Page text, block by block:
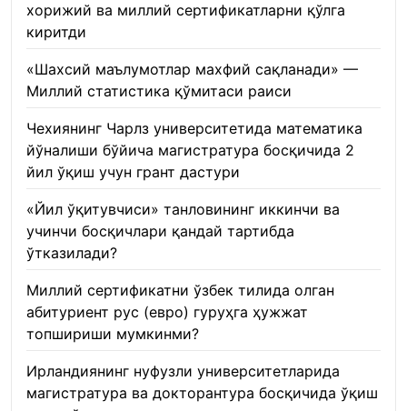
хорижий ва миллий сертификатларни қўлга
киритди
«Шахсий маълумотлар махфий сақланади» —
Миллий статистика қўмитаси раиси
Чехиянинг Чарлз университетида математика
йўналиши бўйича магистратура босқичида 2
йил ўқиш учун грант дастури
«Йил ўқитувчиси» танловининг иккинчи ва
учинчи босқичлари қандай тартибда
ўтказилади?
Миллий сертификатни ўзбек тилида олган
абитуриент рус (евро) гуруҳга ҳужжат
топшириши мумкинми?
Ирландиянинг нуфузли университетларида
магистратура ва докторантура босқичида ўқиш